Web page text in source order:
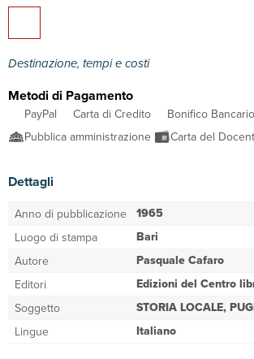
Destinazione, tempi e costi
Metodi di Pagamento
PayPal Carta di Credito
Bonifico Bancario
Pubblica amministrazione
Carta del
Dettagli
Anno di pubblicazione 1965
Luogo di stampa Bari
Autore Pasquale Cafaro
Editori Edizioni del Centro
Soggetto STORIA LOCALE,
Lingue Italiano